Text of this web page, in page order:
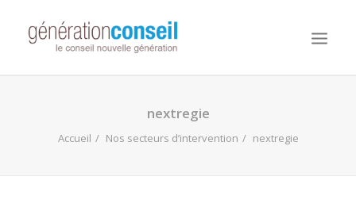
NOS MISSIONS
nextregie
Accueil Nos secteurs d’intervention nextregie